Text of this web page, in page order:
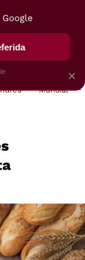
Mundial
×